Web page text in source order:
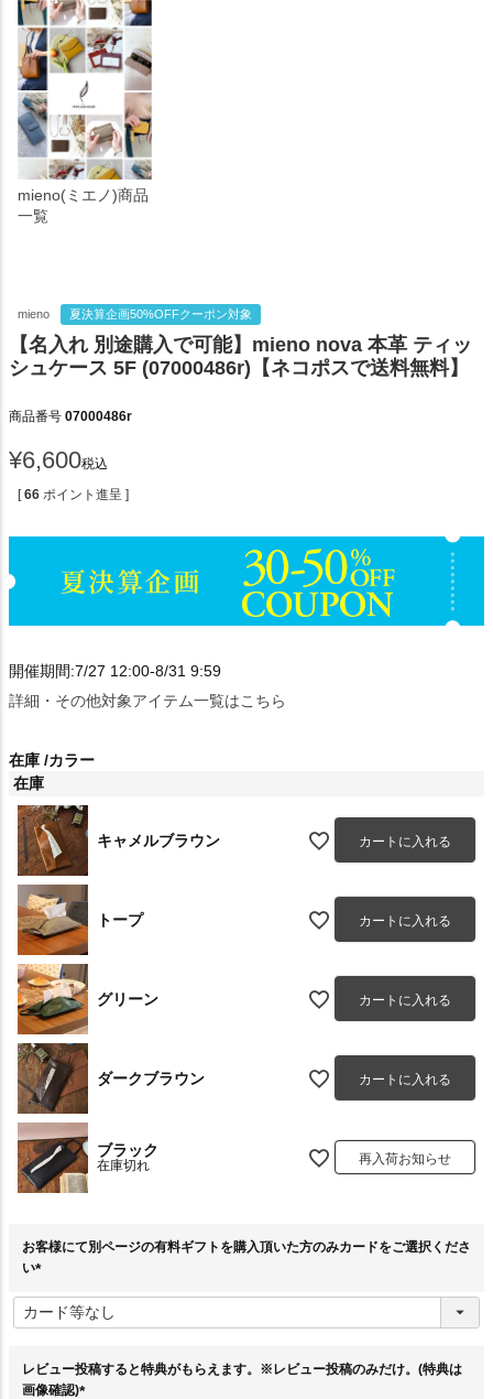
mieno(ミエノ)商品
一覧
mieno 夏決算企画50%OFFクーポン対象
【名入れ 別途購入で可能】mieno nova 本革 ティッ
シュケース 5F (07000486r)【ネコポスで送料無料】
商品番号 07000486r
¥6,600税込
[ 66 ポイント進呈 ]
開催期間:7/27 12:00-8/31 9:59
詳細・その他対象アイテム一覧はこちら
在庫 カラー
在庫
キャメルブラウン カートに入れる
トープ カートに入れる
グリーン カートに入れる
ダークブラウン カートに入れる
ブラック
在庫切れ 再入荷お知らせ
お客様にて別ページの有料ギフトを購入頂いた方のみカードをご選択くださ
い
必
須
レビュー投稿すると特典がもらえます。※レビュー投稿のみだけ。(特典は
画像確認)